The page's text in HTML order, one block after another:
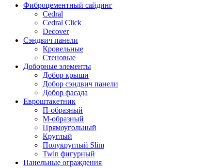
Фиброцементный сайдинг
Cedral
Cedral Click
Decover
Сэндвич панели
Кровельные
Стеновые
Доборные элементы
Добор крыши
Добор сэндвич панели
Добор фасада
Евроштакетник
П-образный
М-образный
Прямоугольный
Круглый
Полукруглый Slim
Twin фигурный
Панельные ограждения